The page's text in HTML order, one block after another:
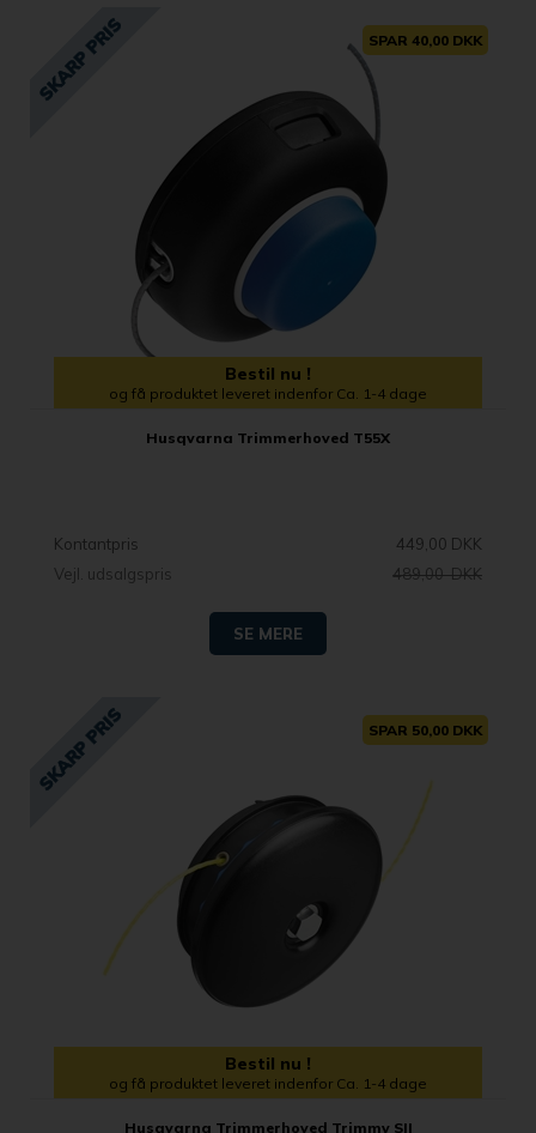
SPAR 40,00 DKK
Bestil nu !
og få produktet leveret indenfor Ca. 1-4 dage
Husqvarna Trimmerhoved T55X
Kontantpris
449,00 DKK
Vejl. udsalgspris
489,00 DKK
SE MERE
SPAR 50,00 DKK
Bestil nu !
og få produktet leveret indenfor Ca. 1-4 dage
Husqvarna Trimmerhoved Trimmy SII